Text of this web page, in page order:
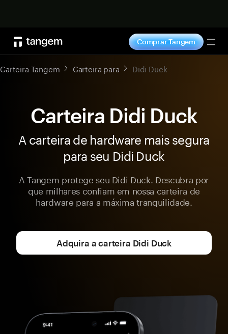
Comprar Tangem
Carteira Tangem Carteira para Didi Duck
Carteira Didi Duck
A carteira de hardware mais segura
para seu Didi Duck
A Tangem protege seu Didi Duck. Descubra por
que milhares confiam em nossa carteira de
hardware para a máxima tranquilidade.
Adquira a carteira Didi Duck